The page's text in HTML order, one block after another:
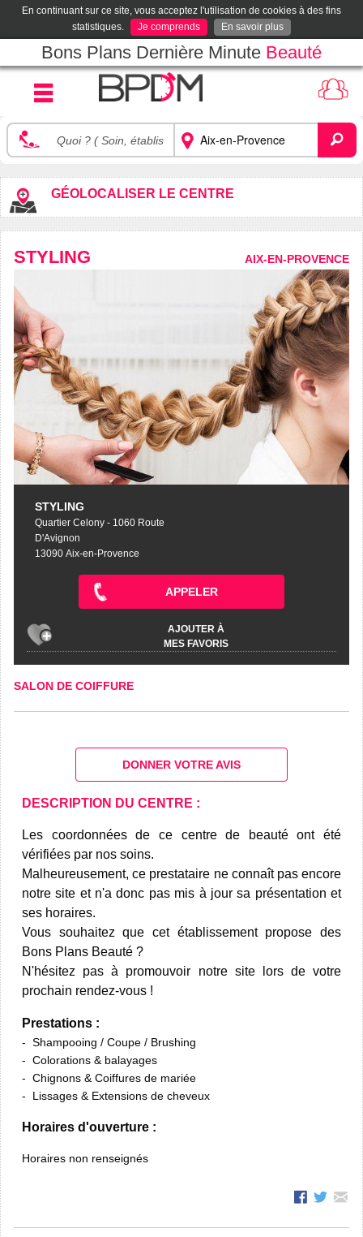
En continuant sur ce site, vous acceptez l'utilisation de cookies à des fins
statistiques.
Je comprends En savoir plus
Bons Plans Dernière Minute Beauté
GÉOLOCALISER LE CENTRE
STYLING AIX-EN-PROVENCE
STYLING
Quartier Celony - 1060 Route
D'Avignon
13090 Aix-en-Provence
APPELER
AJOUTER À
MES FAVORIS
SALON DE COIFFURE
DONNER VOTRE AVIS
DESCRIPTION DU CENTRE :
Les coordonnées de ce centre de beauté ont été
vérifiées par nos soins.
Malheureusement, ce prestataire ne connaît pas encore
notre site et n'a donc pas mis à jour sa présentation et
ses horaires.
Vous souhaitez que cet établissement propose des
Bons Plans Beauté ?
N'hésitez pas à promouvoir notre site lors de votre
prochain rendez-vous !
Prestations :
Shampooing / Coupe / Brushing
Colorations & balayages
Chignons & Coiffures de mariée
Lissages & Extensions de cheveux
Horaires d'ouverture :
Horaires non renseignés